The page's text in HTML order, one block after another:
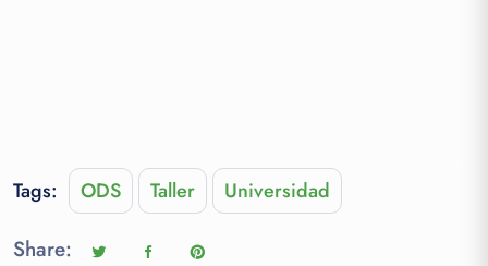
Tags: ODS Taller Universidad
Share: